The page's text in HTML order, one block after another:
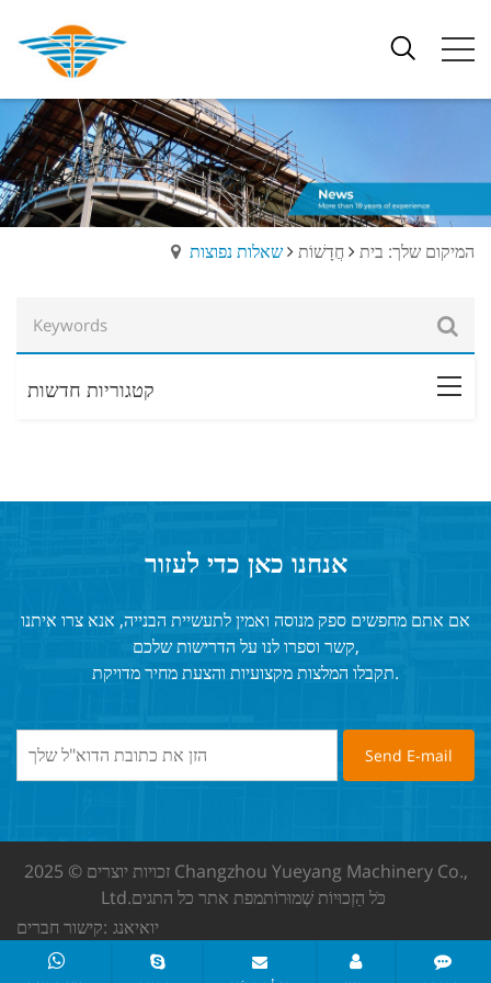
המיקום שלך: בית חֲדָשׁוֹת שאלות נפוצות
קטגוריות חדשות
אנחנו כאן כדי לעזור
אם אתם מחפשים ספק מנוסה ואמין לתעשיית הבנייה, אנא צרו איתנו
קשר וספרו לנו על הדרישות שלכם,
תקבלו המלצות מקצועיות והצעת מחיר מדויקת.
זכויות יוצרים © 2025 Changzhou Yueyang Machinery Co.,
Ltd.
כֹּל הַזְכוּיוֹת שְׁמוּרוֹתמפת אתר כל התגים
קישור חברים: יואיאנג